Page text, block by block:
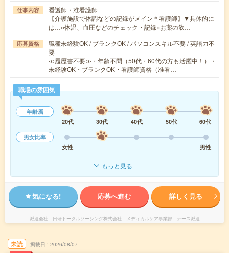
仕事内容
看護師・准看護師
【介護施設で体調などの記録がメイン＊看護師】▼具体的に
は…○体温、血圧などのチェック・記録○お薬の飲…
応募資格
職種未経験OK / ブランクOK / パソコンスキル不要 / 英語力不
要
≪履歴書不要≫・年齢不問（50代・60代の方も活躍中！）・
未経験OK・ブランクOK・看護師資格（准看…
職場の雰囲気
年齢層
20代
30代 40代 50代
60代
男女比率
女性
男性
もっと見る
気になる! 応募へ進む 詳しく見る
派遣会社 日研トータルソーシング株式会社 メディカルケア事業部 ナース派遣
未読 掲載日 2026/08/07